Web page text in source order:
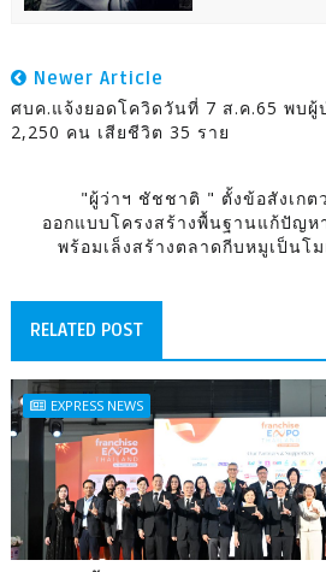
Newer Article
ศบค.แจ้งยอดโควิดวันที่ 7 ส.ค.65 พบผู้
2,250 คน เสียชีวิต 35 ราย
"ผู้ว่าฯ ชัชชาติ " ตั้งข้อสังเกต
ออกแบบโครงสร้างพื้นฐานแก้ปัญห
พร้อมเล็งสร้างตลาดกีบหมูเป็นโ
RELATED POST
EXPRESS NEWS